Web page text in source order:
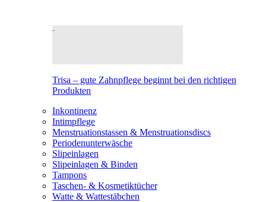
Trisa – gute Zahnpflege beginnt bei den richtigen
Produkten
Inkontinenz
Intimpflege
Menstruationstassen & Menstruationsdiscs
Periodenunterwäsche
Slipeinlagen
Slipeinlagen & Binden
Tampons
Taschen- & Kosmetiktücher
Watte & Wattestäbchen